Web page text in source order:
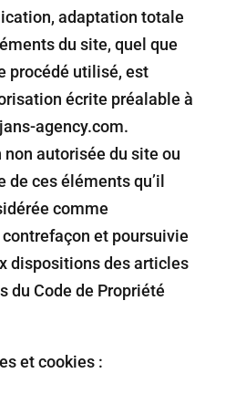
adaptation totale
du site, quel que
procédé utilisé, est
écrite préalable à
agency.com.
autorisée du site ou
de ces éléments qu’il
comme
et poursuivie
dispositions des articles
du Code de Propriété
et cookies :